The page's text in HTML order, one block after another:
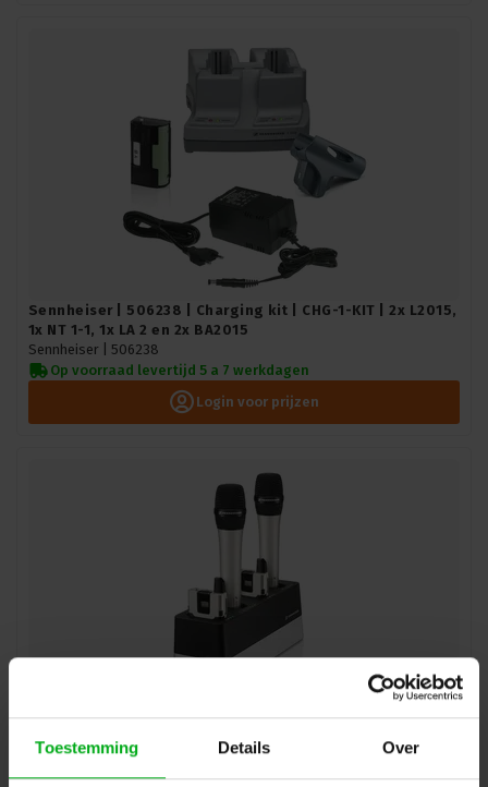
Toestemming Details Over
Sennheiser | 506238 | Charging kit | CHG-1-KIT | 2x L2015,
1x NT 1-1, 1x LA 2 en 2x BA2015
Sennheiser | 506238
Op voorraad levertijd 5 a 7 werkdagen
Login voor prijzen
Sennheiser | 506800 | Laadstation | CHG 4N EU |
netwerklader | vier laadmogelijkheden, voor SL
bodypack DW of SL handheld DW van de SpeechLine serie